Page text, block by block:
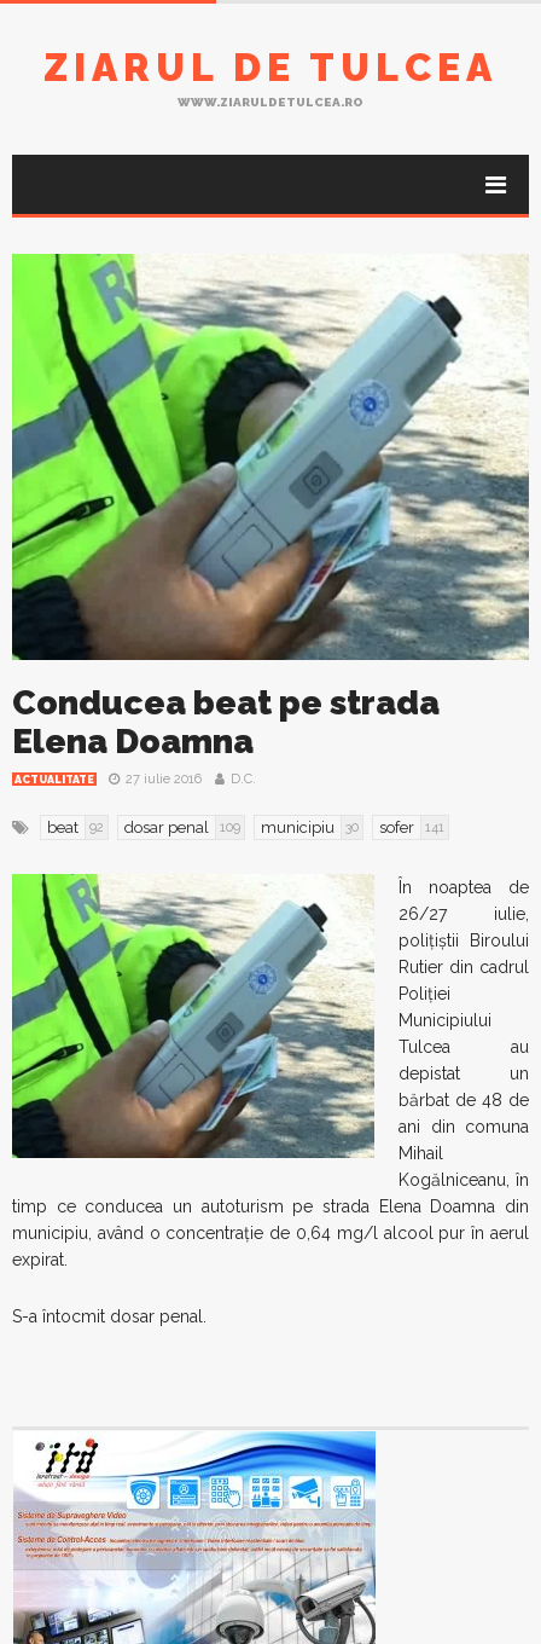
ZIARUL DE TULCEA
WWW.ZIARULDETULCEA.RO
Conducea beat pe strada
Elena Doamna
ACTUALITATE 27 iulie 2016 D.C.
beat 92 dosar penal 109 municipiu 30 sofer 141
În noaptea de
26/27 iulie,
polițiștii Biroului
Rutier din cadrul
Poliției
Municipiului
Tulcea au
depistat un
bărbat de 48 de
ani din comuna
Mihail
Kogălniceanu, în
timp ce conducea un autoturism pe strada Elena Doamna din
municipiu, având o concentrație de 0,64 mg/l alcool pur în aerul
expirat.
S-a întocmit dosar penal.